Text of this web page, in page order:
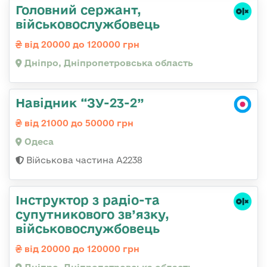
Головний сержант,
військовослужбовець
від 20000 до 120000 грн
Дніпро, Дніпропетровська область
Навідник “ЗУ-23-2”
від 21000 до 50000 грн
Одеса
Військова частина А2238
Інструктор з радіо-та
супутникового зв’язку,
військовослужбовець
від 20000 до 120000 грн